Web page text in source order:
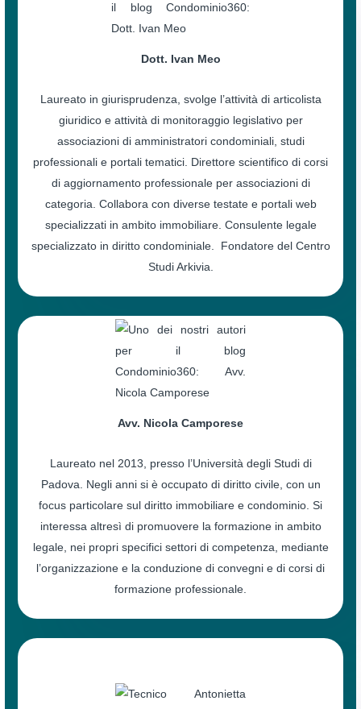
Dott. Ivan Meo
Laureato in giurisprudenza, svolge l’attività di articolista
giuridico e attività di monitoraggio legislativo per
associazioni di amministratori condominiali, studi
professionali e portali tematici. Direttore scientifico di corsi
di aggiornamento professionale per associazioni di
categoria. Collabora con diverse testate e portali web
specializzati in ambito immobiliare. Consulente legale
specializzato in diritto condominiale. Fondatore del Centro
Studi Arkivia.
Avv. Nicola Camporese
Laureato nel 2013, presso l’Università degli Studi di
Padova. Negli anni si è occupato di diritto civile, con un
focus particolare sul diritto immobiliare e condominio. Si
interessa altresì di promuovere la formazione in ambito
legale, nei propri specifici settori di competenza, mediante
l’organizzazione e la conduzione di convegni e di corsi di
formazione professionale.